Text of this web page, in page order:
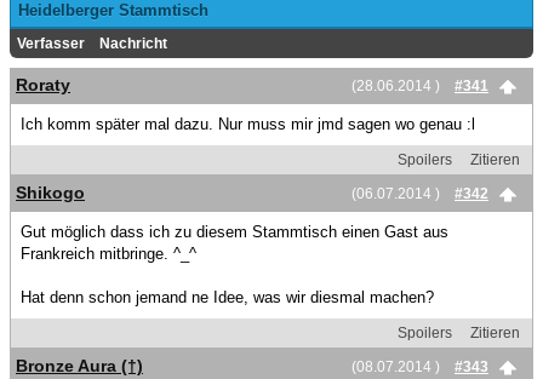
Heidelberger Stammtisch
Verfasser Nachricht
(28.06.2014 ) #341
Roraty
Ich komm später mal dazu. Nur muss mir jmd sagen wo genau :l
Spoilers
Zitieren
(06.07.2014 )
#342
Shikogo
Gut möglich dass ich zu diesem Stammtisch einen Gast aus
Frankreich mitbringe. ^_^
Hat denn schon jemand ne Idee, was wir diesmal machen?
Spoilers
Zitieren
(08.07.2014 )
#343
Bronze Aura (†)